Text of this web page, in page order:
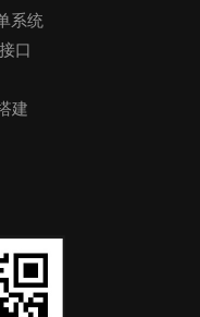
系统
口
建